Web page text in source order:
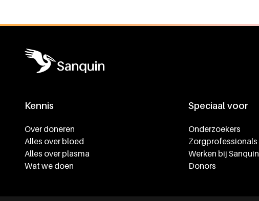
Kennis
Over doneren
Alles over bloed
Alles over plasma
Wat we doen
Speciaal voor
Onderzoekers
Zorgprofessionals
Werken bij Sanquin
Donors